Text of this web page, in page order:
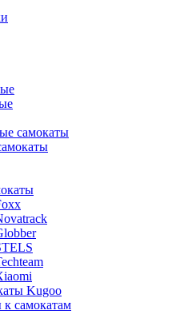
самокаты
Kugoo
к самокатам